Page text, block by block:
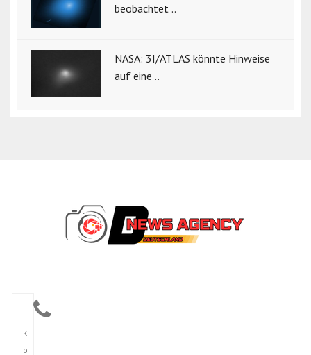
beobachtet ..
NASA: 3I/ATLAS könnte Hinweise
auf eine ..
K
o